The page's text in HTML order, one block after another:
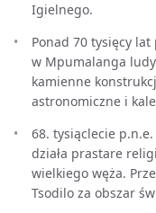
Igielnego.
Ponad 70 tysięcy
w Mpumalanga
kamienne
astronomiczne i
68. tysiąclecie
działa prastare
wielkiego węża.
Tsodilo za obszar